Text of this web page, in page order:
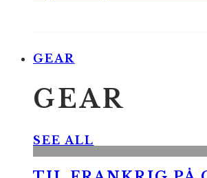
GEAR
GEAR
SEE ALL